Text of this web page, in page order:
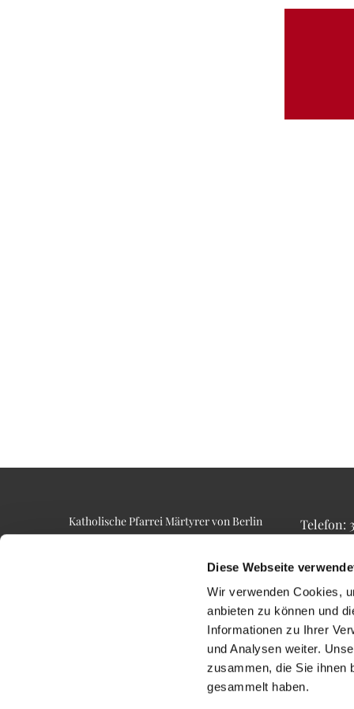
Diese Webseite
Wir verwenden Cookies,
anbieten zu können und
Informationen zu Ihrer
und Analysen weiter.
zusammen, die Sie ihnen
gesammelt haben.
Katholische Pfarrei Märtyrer von Berlin
Alt-Lietzow 23
Telefon:
Email: